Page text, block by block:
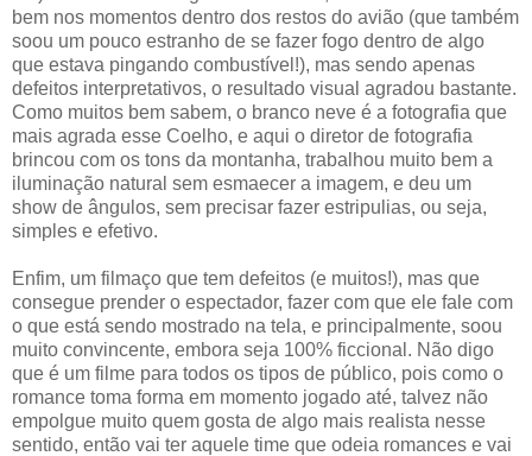
bem nos momentos dentro dos restos do avião (que também
soou um pouco estranho de se fazer fogo dentro de algo
que estava pingando combustível!), mas sendo apenas
defeitos interpretativos, o resultado visual agradou bastante.
Como muitos bem sabem, o branco neve é a fotografia que
mais agrada esse Coelho, e aqui o diretor de fotografia
brincou com os tons da montanha, trabalhou muito bem a
iluminação natural sem esmaecer a imagem, e deu um
show de ângulos, sem precisar fazer estripulias, ou seja,
simples e efetivo.
Enfim, um filmaço que tem defeitos (e muitos!), mas que
consegue prender o espectador, fazer com que ele fale com
o que está sendo mostrado na tela, e principalmente, soou
muito convincente, embora seja 100% ficcional. Não digo
que é um filme para todos os tipos de público, pois como o
romance toma forma em momento jogado até, talvez não
empolgue muito quem gosta de algo mais realista nesse
sentido, então vai ter aquele time que odeia romances e vai